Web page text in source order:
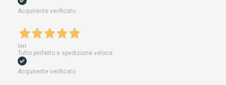
Acquirente verificato
Ieri
Tutto perfetto e spedizione veloce.
Acquirente verificato